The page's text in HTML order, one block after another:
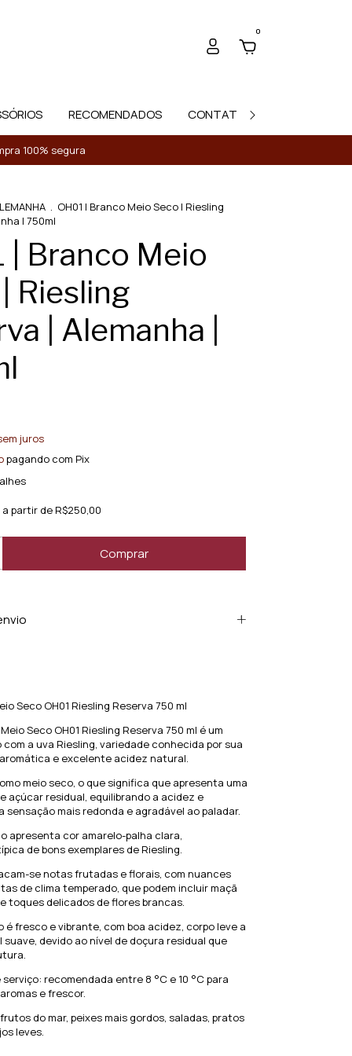
0
RECOMENDADOS CONTATO
100% segura
. OH01 | Branco Meio Seco | Riesling
| 750ml
| Branco Meio
Riesling
| Alemanha |
juros
pagando com Pix
a partir deR$250,00
Seco OH01 Riesling Reserva 750 ml
Seco OH01 Riesling Reserva 750 ml é um
a uva Riesling, variedade conhecida por sua
e excelente acidez natural.
meio seco, o que significa que apresenta uma
açúcar residual, equilibrando a acidez e
sensação mais redonda e agradável ao paladar.
apresenta cor amarelo-palha clara,
de bons exemplares de Riesling.
se notas frutadas e florais, com nuances
de clima temperado, que podem incluir maçã
toques delicados de flores brancas.
é fresco e vibrante, com boa acidez, corpo leve a
suave, devido ao nível de doçura residual que
recomendada entre 8 °C e 10 °C para
e frescor.
do mar, peixes mais gordos, saladas, pratos
leves.